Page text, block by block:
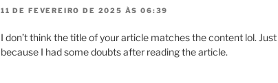
11 DE FEVEREIRO DE 2025 ÀS 06:39
I don’t think the title of your article matches the content lol.
because I had some doubts after reading the article.